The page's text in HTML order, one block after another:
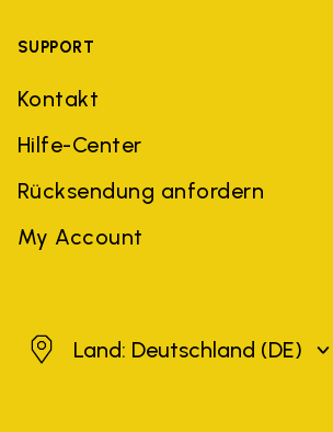
SUPPORT
Kontakt
Hilfe-Center
Rücksendung anfordern
My Account
Deutschland
Land: Deutschland (DE)